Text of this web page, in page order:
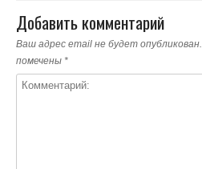
Добавить комментарий
Ваш адрес email не будет опубликован.
помечены *